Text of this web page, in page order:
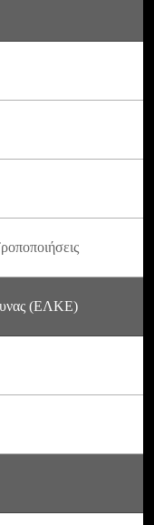
(ΕΛΚΕ)